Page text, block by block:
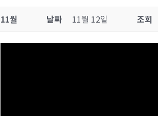
11월 날짜 11월 12일 조회